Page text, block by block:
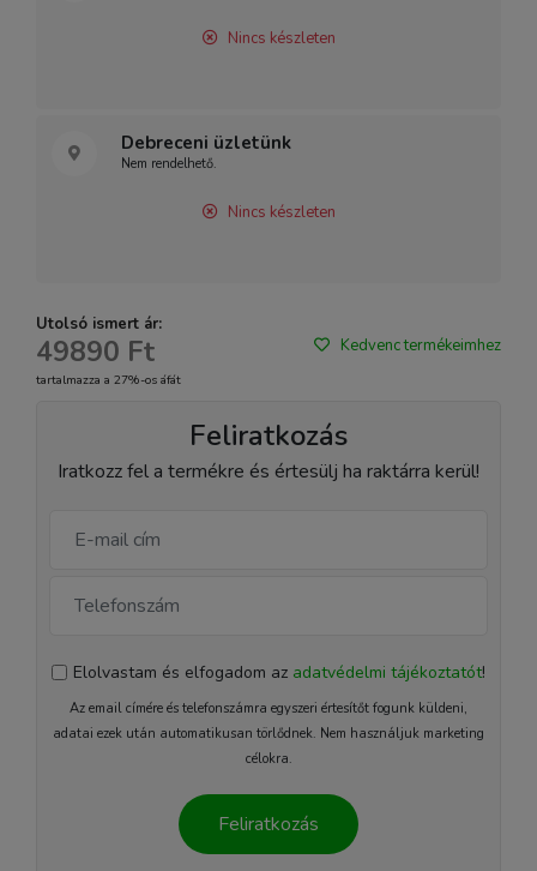
Nincs készleten
Debreceni üzletünk
Nem rendelhető.
Nincs készleten
Utolsó ismert ár:
49890 Ft
tartalmazza a 27%-os áfát
Kedvenc termékeimhez
Feliratkozás
Iratkozz fel a termékre és értesülj ha raktárra kerül!
Elolvastam és elfogadom az adatvédelmi tájékoztatót!
Az email címére és telefonszámra egyszeri értesítőt fogunk küldeni,
adatai ezek után automatikusan törlődnek. Nem használjuk marketing
célokra.
Feliratkozás